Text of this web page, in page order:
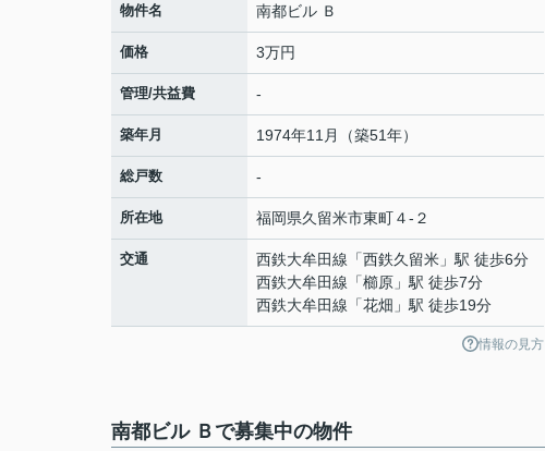
物件名 南都ビル Ｂ
価格 3万円
管理/共益費 -
築年月 1974年11月（築51年）
総戸数 -
所在地 福岡県久留米市東町４-２
交通 西鉄大牟田線 「西鉄久留米 」駅 徒歩6分
西鉄大牟田線 「櫛原 」駅 徒歩7分
西鉄大牟田線 「花畑 」駅 徒歩19分
情報の見方
南都ビル Ｂで募集中の物件